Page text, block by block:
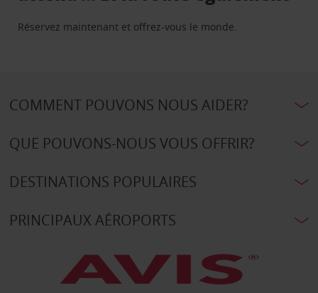
Réservez maintenant et offrez-vous le monde.
COMMENT POUVONS NOUS AIDER?
QUE POUVONS-NOUS VOUS OFFRIR?
DESTINATIONS POPULAIRES
PRINCIPAUX AÉROPORTS